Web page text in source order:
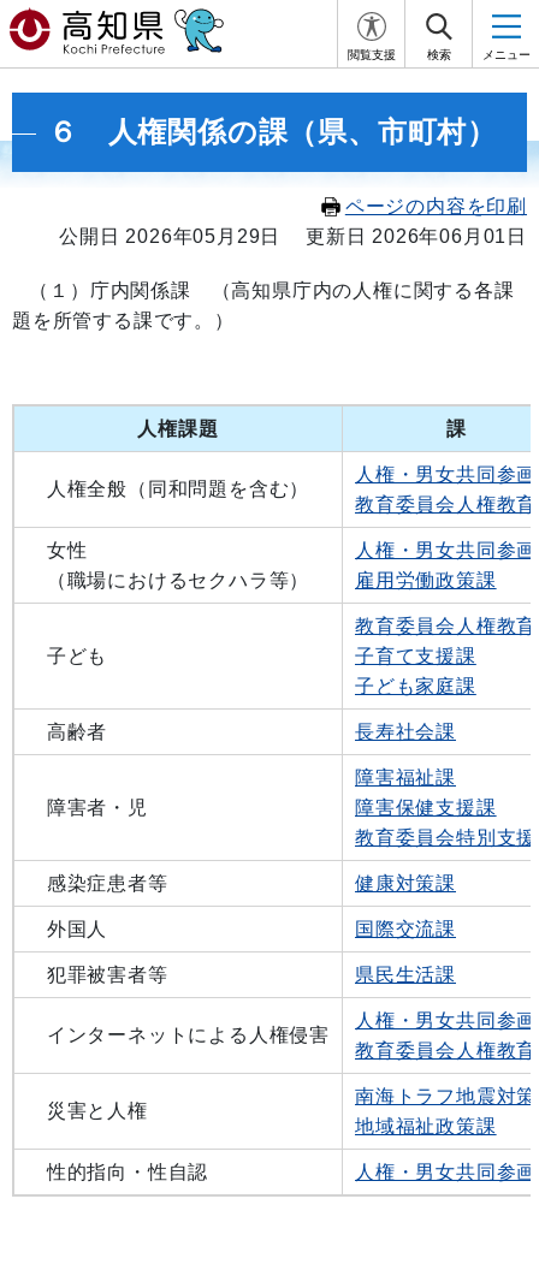
閲覧支援 検索 メニュー
６ 人権関係の課（県、市町村）
ページの内容を印刷
公開日 2026年05月29日
更新日 2026年06月01日
（１）庁内関係課 （高知県庁内の人権に関する各課
題を所管する課です。）
人権課題 課
人権全般（同和問題を含む）
人権・男女共同参
教育委員会人権教
女性
（職場におけるセクハラ等）
人権・男女共同参
雇用労働政策課
子ども
教育委員会人権教
子育て支援課
子ども家庭課
高齢者 長寿社会課
障害者・児
障害福祉課
障害保健支援課
教育委員会特別支
感染症患者等 健康対策課
外国人 国際交流課
犯罪被害者等 県民生活課
インターネットによる人権侵害
人権・男女共同参
教育委員会人権教
災害と人権
南海トラフ地震対
地域福祉政策課
性的指向・性自認 人権・男女共同参